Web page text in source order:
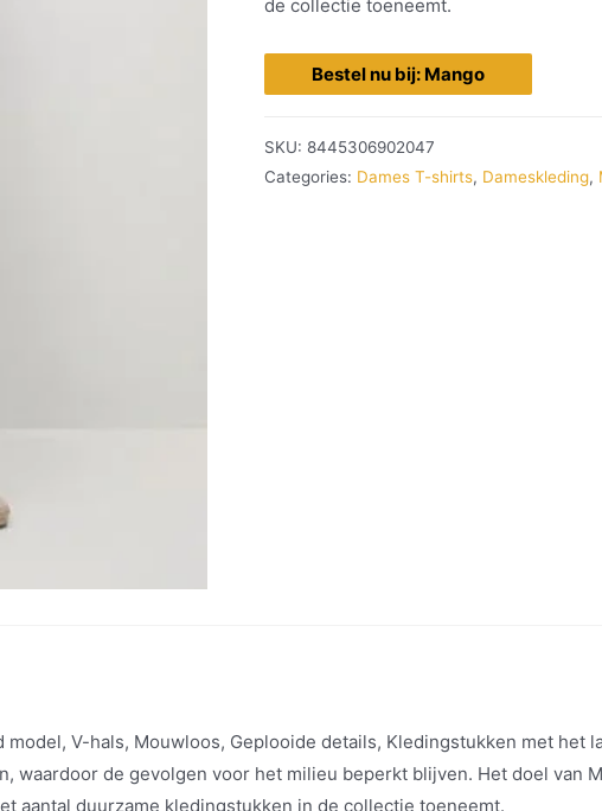
de collectie toeneemt.
Bestel nu bij: Mango
SKU: 8445306902047
Categories: Dames T-shirts, Dameskleding,
V-hals, Mouwloos, Geplooide details, Kledingstukken met het
waardoor de gevolgen voor het milieu beperkt blijven. Het doel van
aantal duurzame kledingstukken in de collectie toeneemt.